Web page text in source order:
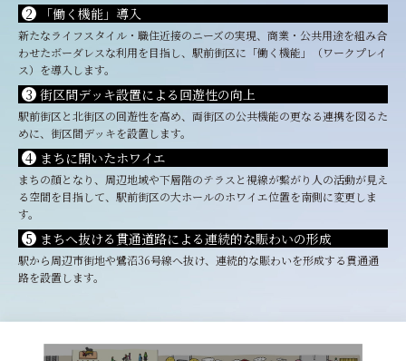
2 「働く機能」導入
新たなライフスタイル・職住近接のニーズの実現、商業・公共用途を組み合
わせたボーダレスな利用を目指し、駅前街区に「働く機能」（ワークプレイ
ス）を導入します。
3 街区間デッキ設置による回遊性の向上
駅前街区と北街区の回遊性を高め、両街区の公共機能の更なる連携を図るた
めに、街区間デッキを設置します。
4 まちに開いたホワイエ
まちの顔となり、周辺地域や下層階のテラスと視線が繋がり人の活動が見え
る空間を目指して、駅前街区の大ホールのホワイエ位置を南側に変更しま
す。
5 まちへ抜ける貫通道路による連続的な賑わいの形成
駅から周辺市街地や鷺沼36号線へ抜け、連続的な賑わいを形成する貫通通
路を設置します。